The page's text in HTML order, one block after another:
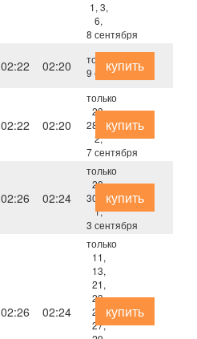
1, 3,
6,
8 сентября
02:22 02:20
только
9 сентября
купить
02:22 02:20
только
23,
28 августа,
2,
7 сентября
купить
02:26 02:24
только
28,
30 августа,
1,
3 сентября
купить
02:26 02:24
только
11,
13,
21,
23,
25,
27,
купить